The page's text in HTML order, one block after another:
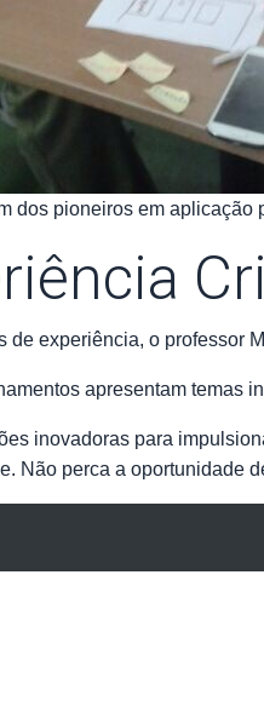
dos pioneiros em
de experiência, o professor
apresentam temas
inovadoras para
Não perca a oportunidade